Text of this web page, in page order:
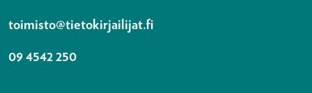
toimisto@tietokirjailijat.fi
09 4542 250